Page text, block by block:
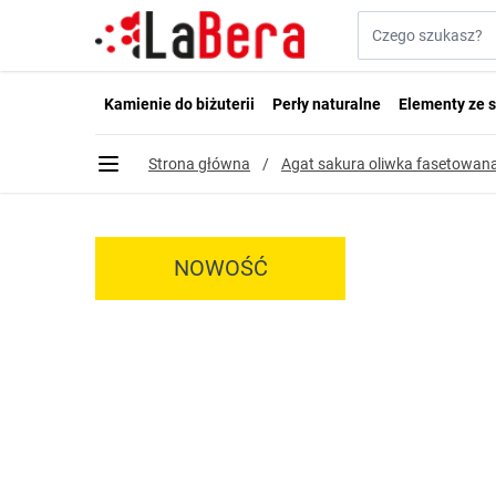
Przejdź do treści
Kamienie do biżuterii Perły naturalne Elementy ze
Strona główna / Agat sakura oliwka
NOWOŚĆ